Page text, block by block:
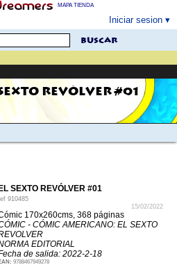
MAPA TIENDA
Iniciar sesion
buscar
REVÓLVER #01
EL SEXTO REVÓLVER #01
910485
15/02/2022
170x260cms, 368 páginas
- CÓMIC AMERICANO: EL SEXTO
EDITORIAL
de salida: 2022-2-18
9788467949278